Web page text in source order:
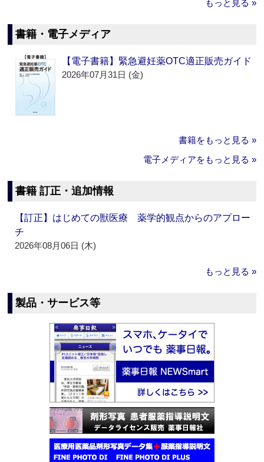
もっと見る »
書籍・電子メディア
【電子書籍】緊急避妊薬OTC適正販売ガイド
2026年07月31日 (金)
書籍をもっと見る »
電子メディアをもっと見る »
書籍 訂正・追加情報
【訂正】はじめての獣医療 薬学的観点からのアプロー
チ
2026年08月06日 (木)
もっと見る »
製品・サービス等